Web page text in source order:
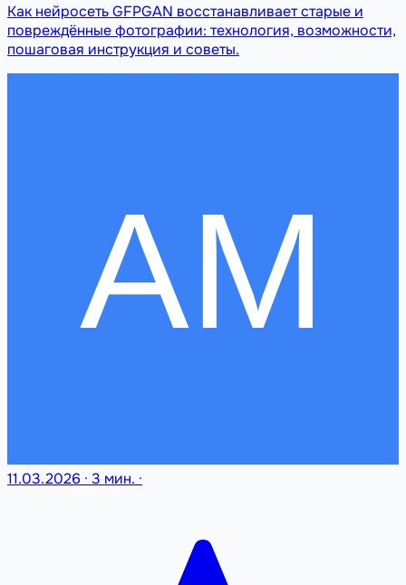
Как нейросеть GFPGAN восстанавливает старые и
повреждённые фотографии: технология, возможности,
пошаговая инструкция и советы.
11.03.2026 · 3 мин. ·